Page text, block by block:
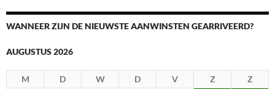
WANNEER ZIJN DE NIEUWSTE AANWINSTEN GEARRIVEERD?
AUGUSTUS 2026
M D W D V Z
Z